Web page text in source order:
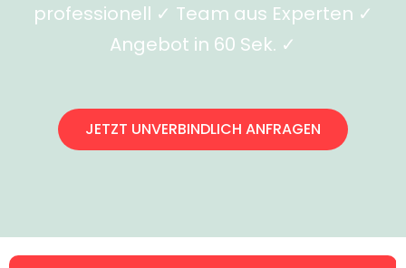
professionell ✓ Team aus Experten ✓
Angebot in 60 Sek. ✓
JETZT UNVERBINDLICH ANFRAGEN